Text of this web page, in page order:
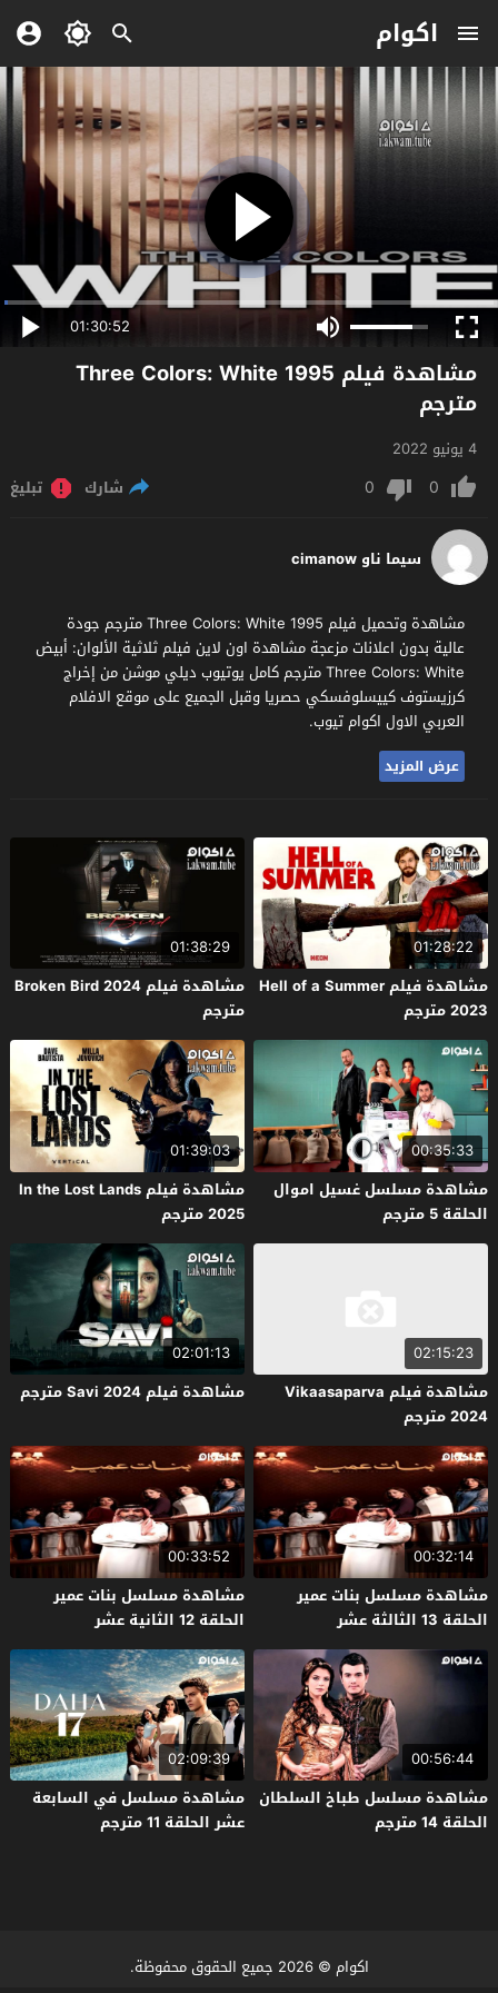
اكوام
01:30:52
مشاهدة فيلم Three Colors: White 1995
مترجم
4 يونيو 2022
0
0 شارك تبليغ
سيما ناو cimanow
مشاهدة وتحميل فيلم Three Colors: White 1995 مترجم جودة
عالية بدون اعلانات مزعجة مشاهدة اون لاين فيلم ثلاثية الألوان: أبيض
Three Colors: White مترجم كامل يوتيوب ديلي موشن من إخراج
كرزيستوف كييسلوفسكي حصريا وقبل الجميع على موقع الافلام
العربي الاول اكوام تيوب.
عرض المزيد
01:28:22
مشاهدة فيلم Hell of a Summer
2023 مترجم
01:38:29
مشاهدة فيلم Broken Bird 2024
مترجم
00:35:33
مشاهدة مسلسل غسيل اموال
الحلقة 5 مترجم
01:39:03
مشاهدة فيلم In the Lost Lands
2025 مترجم
02:15:23
مشاهدة فيلم Vikaasaparva
2024 مترجم
02:01:13
مشاهدة فيلم Savi 2024 مترجم
00:32:14
مشاهدة مسلسل بنات عمير
الحلقة 13 الثالثة عشر
00:33:52
مشاهدة مسلسل بنات عمير
الحلقة 12 الثانية عشر
00:56:44
مشاهدة مسلسل طباخ السلطان
الحلقة 14 مترجم
02:09:39
مشاهدة مسلسل في السابعة
عشر الحلقة 11 مترجم
اكوام © 2026 جميع الحقوق محفوظة.